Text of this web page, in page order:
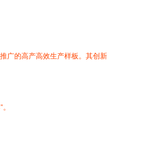
广的高产高效生产样板。其创新